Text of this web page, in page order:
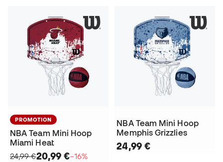
PROMOTION
NBA Team Mini Hoop
Miami Heat
24,99 €20,99 €−16%
NBA Team Mini Hoop
Memphis Grizzlies
24,99 €